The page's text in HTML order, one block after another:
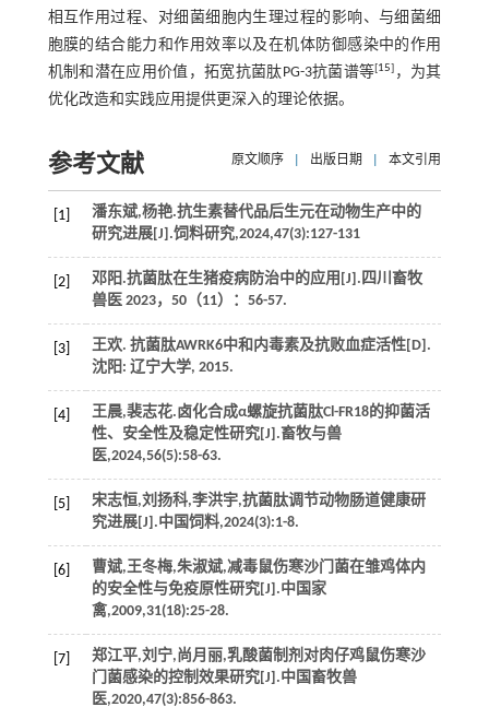
相互作用过程、对细菌细胞内生理过程的影响、与细菌细
胞膜的结合能力和作用效率以及在机体防御感染中的作用
机制和潜在应用价值，拓宽抗菌肽PG-3抗菌谱等[15] ，为其
优化改造和实践应用提供更深入的理论依据。
参考文献 原文顺序 出版日期 本文引用
[1]
潘东斌,杨艳.抗生素替代品后生元在动物生产中的
研究进展[J].饲料研究,2024,47(3):127-131
[2] 邓阳.抗菌肽在生猪疫病防治中的应用[J]. 四川畜牧
兽医 2023， 50（11）：56-57.
[3]
王欢. 抗菌肽AWRK6中和内毒素及抗败血症活性[D].
沈阳: 辽宁大学, 2015.
[4]
王晨,裴志花.卤化合成α螺旋抗菌肽Cl-FR18的抑菌活
性、安全性及稳定性研究[J].畜牧与兽
医,2024,56(5):58-63.
[5]
宋志恒,刘扬科,李洪宇,抗菌肽调节动物肠道健康研
究进展[J].中国饲料,2024(3):1-8.
[6]
曹斌,王冬梅,朱淑斌,减毒鼠伤寒沙门菌在雏鸡体内
的安全性与免疫原性研究[J].中国家
禽,2009,31(18):25-28.
[7]
郑江平,刘宁,尚月丽,乳酸菌制剂对肉仔鸡鼠伤寒沙
门菌感染的控制效果研究[J].中国畜牧兽
医,2020,47(3):856-863.